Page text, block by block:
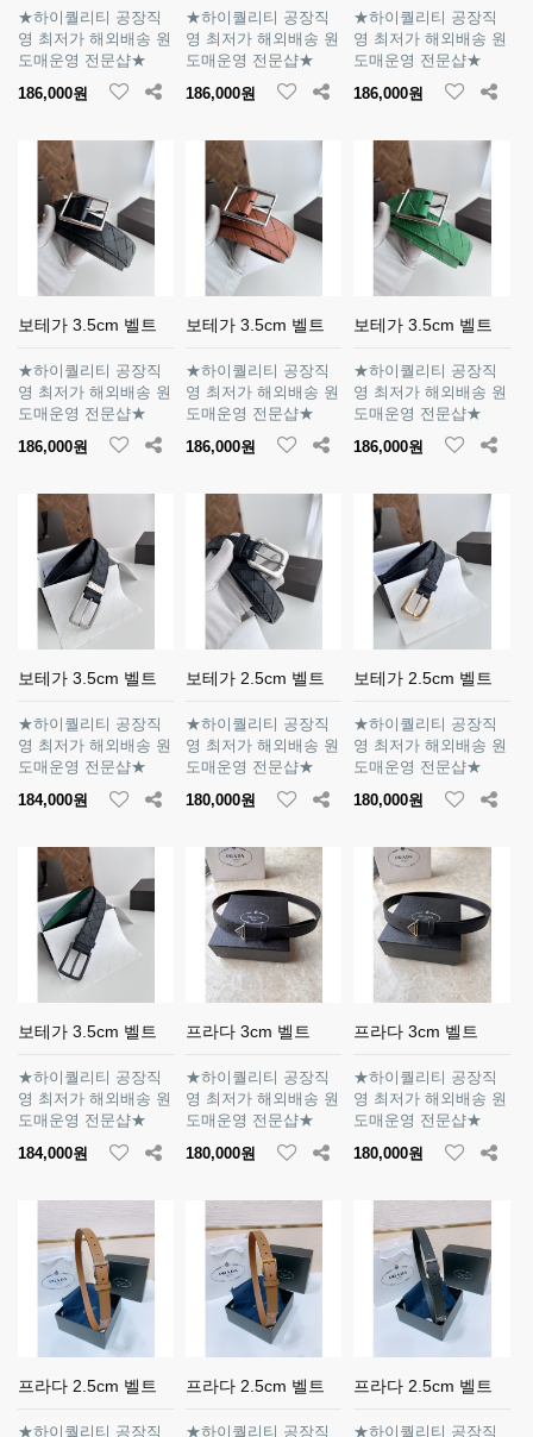
★하이퀄리티 공장직
영 최저가 해외배송 원
도매운영 전문샵★
186,000원
★하이퀄리티 공장직
영 최저가 해외배송 원
도매운영 전문샵★
186,000원
★하이퀄리티 공장직
영 최저가 해외배송 원
도매운영 전문샵★
186,000원
보테가 3.5cm 벨트
★하이퀄리티 공장직
영 최저가 해외배송 원
도매운영 전문샵★
186,000원
보테가 3.5cm 벨트
★하이퀄리티 공장직
영 최저가 해외배송 원
도매운영 전문샵★
186,000원
보테가 3.5cm 벨트
★하이퀄리티 공장직
영 최저가 해외배송 원
도매운영 전문샵★
186,000원
보테가 3.5cm 벨트
★하이퀄리티 공장직
영 최저가 해외배송 원
도매운영 전문샵★
184,000원
보테가 2.5cm 벨트
★하이퀄리티 공장직
영 최저가 해외배송 원
도매운영 전문샵★
180,000원
보테가 2.5cm 벨트
★하이퀄리티 공장직
영 최저가 해외배송 원
도매운영 전문샵★
180,000원
보테가 3.5cm 벨트
★하이퀄리티 공장직
영 최저가 해외배송 원
도매운영 전문샵★
184,000원
프라다 3cm 벨트
★하이퀄리티 공장직
영 최저가 해외배송 원
도매운영 전문샵★
180,000원
프라다 3cm 벨트
★하이퀄리티 공장직
영 최저가 해외배송 원
도매운영 전문샵★
180,000원
프라다 2.5cm 벨트
★하이퀄리티 공장직
프라다 2.5cm 벨트
★하이퀄리티 공장직
프라다 2.5cm 벨트
★하이퀄리티 공장직